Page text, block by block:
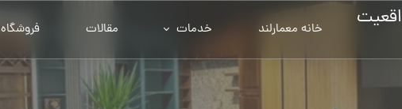
خانه معمارلند خدمات مقالات فروشگاه